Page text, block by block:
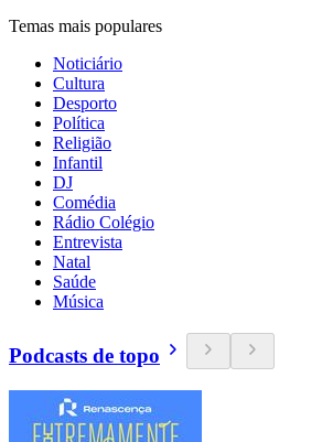
Temas mais populares
Noticiário
Cultura
Desporto
Política
Religião
Infantil
DJ
Comédia
Rádio Colégio
Entrevista
Natal
Saúde
Música
Podcasts de topo